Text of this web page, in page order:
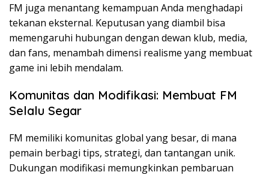
FM juga menantang kemampuan Anda menghadapi
tekanan eksternal. Keputusan yang diambil bisa
memengaruhi hubungan dengan dewan klub, media,
dan fans, menambah dimensi realisme yang membuat
game ini lebih mendalam.
Komunitas dan Modifikasi: Membuat FM
Selalu Segar
FM memiliki komunitas global yang besar, di mana
pemain berbagi tips, strategi, dan tantangan unik.
Dukungan modifikasi memungkinkan pembaruan